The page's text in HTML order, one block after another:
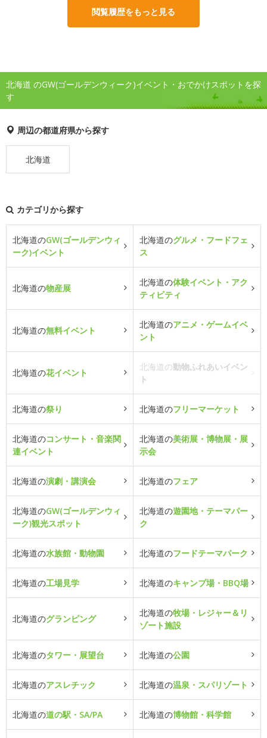
閲覧履歴をもっと見る
北海道 のGW(ゴールデンウィーク)イベント・おでかけスポットを探
す
周辺の都道府県から探す
北海道
カテゴリから探す
北海道のGW(ゴールデンウィ
ーク)イベント
北海道のグルメ・フードフェ
ス
北海道の物産展
北海道の体験イベント・アク
ティビティ
北海道の無料イベント
北海道のアニメ・ゲームイベ
ント
北海道の花イベント
北海道の動物ふれあいイベン
ト
北海道の祭り 北海道のフリーマーケット
北海道のコンサート・音楽関
連イベント
北海道の美術展・博物展・展
示会
北海道の演劇・講演会 北海道のフェア
北海道のGW(ゴールデンウィ
ーク)観光スポット
北海道の遊園地・テーマパー
ク
北海道の水族館・動物園 北海道のフードテーマパーク
北海道の工場見学 北海道のキャンプ場・BBQ場
北海道のグランピング
北海道の牧場・レジャー＆リ
ゾート施設
北海道のタワー・展望台 北海道の公園
北海道のアスレチック 北海道の温泉・スパリゾート
北海道の道の駅・SA/PA 北海道の博物館・科学館